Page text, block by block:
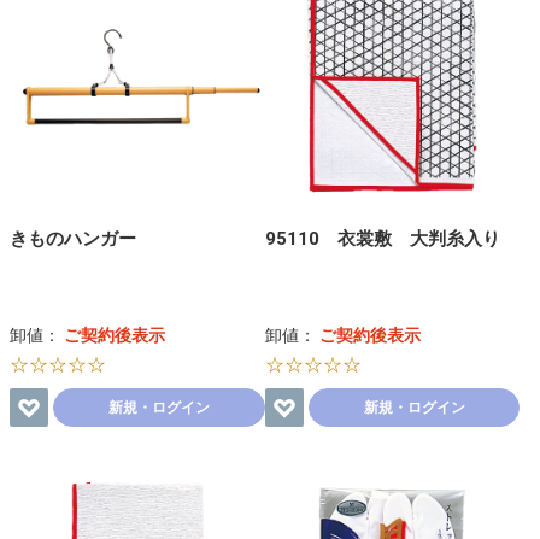
きものハンガー
卸値： ご契約後表示
☆☆☆☆☆
新規・ログイン
95110 衣裳敷 大判糸入り
卸値： ご契約後表示
☆☆☆☆☆
新規・ログイン